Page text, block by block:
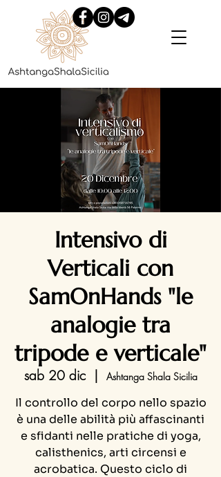
Intensivo di
Verticali con
SamOnHands "le
analogie tra
tripode e verticale"
sab 20 dic
  |
Ashtanga Shala Sicilia
Il controllo del corpo nello spazio
è una delle abilità più affascinanti
e sfidanti nelle pratiche di yoga,
calisthenics, arti circensi e
acrobatica. Questo ciclo di